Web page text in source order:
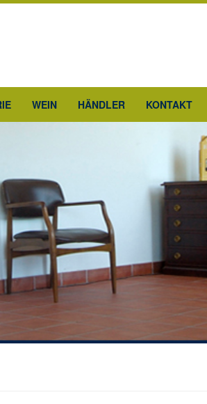
WEIN HÄNDLER KONTAKT